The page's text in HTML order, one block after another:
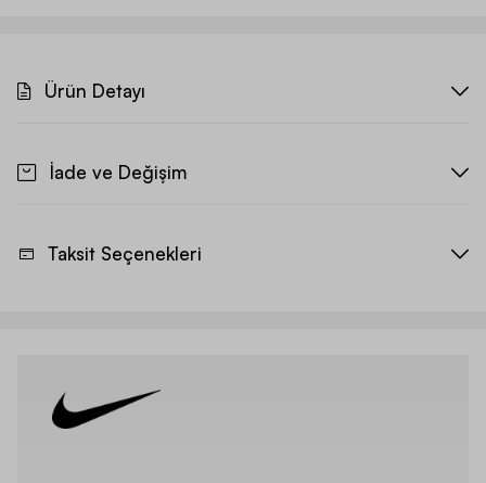
Ürün Detayı
İade ve Değişim
Taksit Seçenekleri